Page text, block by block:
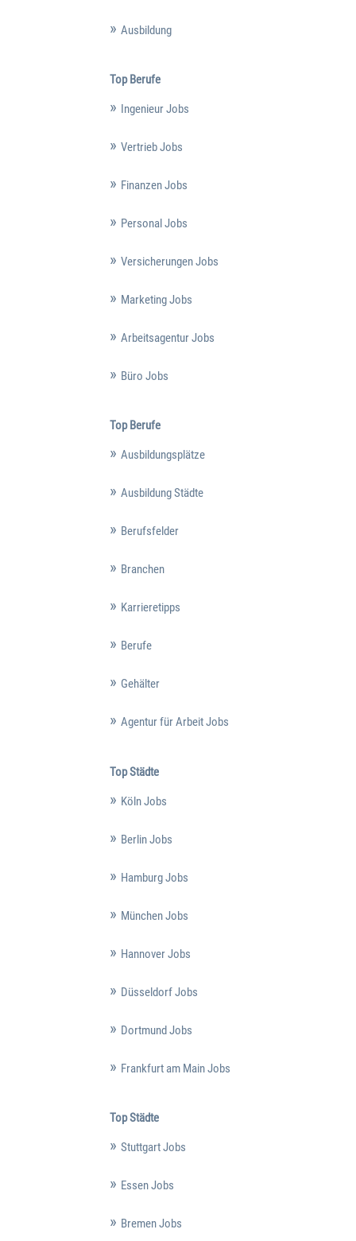
Ausbildung
Top Berufe
Ingenieur Jobs
Vertrieb Jobs
Finanzen Jobs
Personal Jobs
Versicherungen Jobs
Marketing Jobs
Arbeitsagentur Jobs
Büro Jobs
Top Berufe
Ausbildungsplätze
Ausbildung Städte
Berufsfelder
Branchen
Karrieretipps
Berufe
Gehälter
Agentur für Arbeit Jobs
Top Städte
Köln Jobs
Berlin Jobs
Hamburg Jobs
München Jobs
Hannover Jobs
Düsseldorf Jobs
Dortmund Jobs
Frankfurt am Main Jobs
Top Städte
Stuttgart Jobs
Essen Jobs
Bremen Jobs